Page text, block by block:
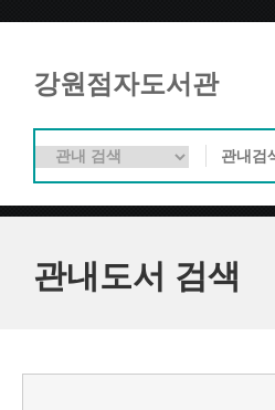
강원점자도서관
관내도서 검색